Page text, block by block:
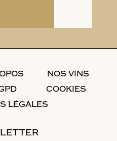
NOS VINS
COOKIES
LÉGALES